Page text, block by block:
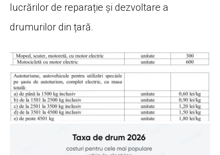
lucrărilor de reparație și dezvoltare a
drumurilor din țară.